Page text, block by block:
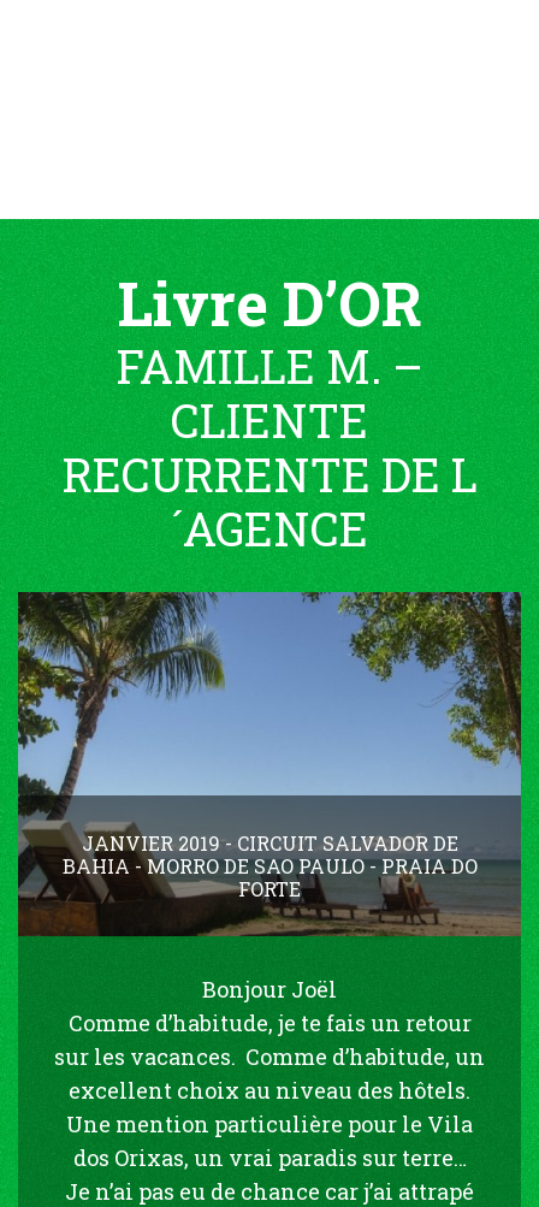
Livre D’OR
FAMILLE M. –
CLIENTE
RECURRENTE DE L
´AGENCE
JANVIER 2019 - CIRCUIT SALVADOR DE
BAHIA - MORRO DE SAO PAULO - PRAIA DO
FORTE
Bonjour Joël
Comme d’habitude, je te fais un retour
sur les vacances. Comme d’habitude, un
excellent choix au niveau des hôtels.
Une mention particulière pour le Vila
dos Orixas, un vrai paradis sur terre…
Je n’ai pas eu de chance car j’ai attrapé